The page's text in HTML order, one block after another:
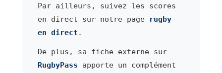
Par ailleurs, suivez les scores
en direct sur notre page
rugby
en direct .
De plus, sa fiche externe sur
RugbyPass apporte un complément